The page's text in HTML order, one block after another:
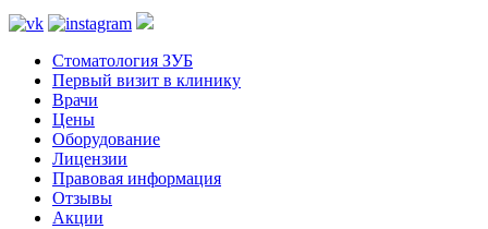
Стоматология ЗУБ
Первый визит в клинику
Врачи
Цены
Оборудование
Лицензии
Правовая информация
Отзывы
Акции